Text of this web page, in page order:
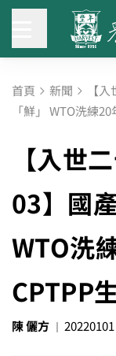
首頁 新聞 【
「鮮」 WTO洗練
【入世
03】國
WTO洗
CPTPP
陳 儷方 20220101